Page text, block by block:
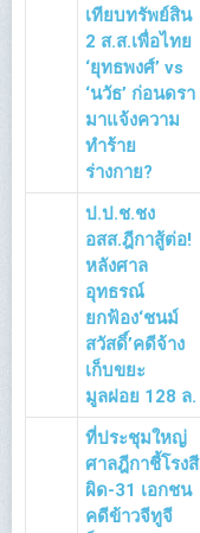
เทียบทรัพย์สิน
2 ส.ส.เพื่อไทย
‘ยุทธพงศ์’ vs
‘นวัธ’ ก่อนดรา
มาแจ้งความ
ทำร้าย
ร่างกาย?
ป.ป.ช.ชง
อสส.ฎีกาสู้ต่อ!
หลังศาล
อุทธรณ์
ยกฟ้อง‘ชนม์
สวัสดิ์’คดีจ้าง
เก็บขยะ
มูลฝอย 128 ล.
ที่ประชุมใหญ่
ศาลฎีกาชี้โรงสี
ผิด-31 เอกชน
คดีข้าวจีทูจี